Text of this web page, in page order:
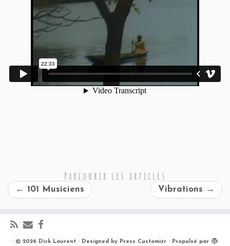
Parcourir les articles
← 101 Musiciens Vibrations →
· © 2026 Dick Laurent · Designed by Press Customizr · Propulsé par